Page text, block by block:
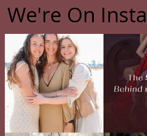
We're On
The pain of having sisters
Of course, I...
27 0
The Shadow